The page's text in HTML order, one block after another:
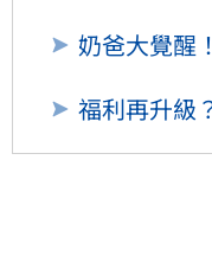
奶爸大覺醒
福利再升級